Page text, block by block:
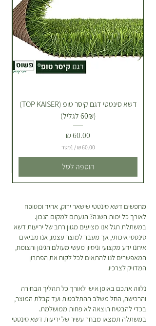
דשא סינטטי דגם קיסר טופ (TOP KAISER)
(60₪ לגליל)
מחיר
‏60.00 ‏₪
/1מטר
0
.
₪
ל
1
מ
ט
הוספה לסל
של מובילים חיצוניים עם רכב מסחרי
גדול. לקבלת מחירון הובלות לאירועים
יש ליצור קשר. זמן הגעה עד 7 ימי
עסקים אלא אם סוכם בטלפון אחרת.
בהתאם לתקנון אם הלקוח לא בבית
ההזמנה תחכה מחוץ לדלת. *הובלה
ייצרו עמכם קשר טלפוני לתיאום. ניתן
להזמין משלוח ליום אחרי בתיאום
מראש באיזור רעננה כפר סבא. *לא
ניתן לתאם שעת הגעה ספציפית של
השליח! ניתן לברר ערב לפני יום
המשלוח שלך לגבי צפי לטווח שעות
מצומצם להגעה אליך :) מהי מדיניות
להחזיר? אין שום בעיה! כל מוצר
שקיבלתם מאיתנו ניתן להחזרה או
החלפה כל עוד דווח בטווח של 48
שעות מקבלת המשלוח. ישנה עלות של
30 ש”ח בעבור המשלוח. במידה
ובחרתם להחזיר פריטים תהיה עלות
המקוריים ואלו יקוזזו מהזיכוי שמגיע
לכם. *יש לטפל בצמחים על פי
ההוראות המופיעות על גבי כל צמח
מחפשים דשא סינטטי שישאר ירוק, אחיד ומטופח
לאורך כל ימות השנה? הגעתם למקום הנכון.
במשתלת תגל אנו מציעים מגוון רחב של יריעות דשא
סינטטי איכותי, אך מעבר למוצר עצמו, אנו מביאים
איתנו ידע מקצועי וניסיון מעשי מעולם הגינון והצומח,
המאפשרים לנו להתאים לכל לקוח את הפתרון
המדויק לצרכיו.
נלווה אתכם באופן אישי לאורך כל תהליך הבחירה
והרכישה, החל משלב ההתלבטות ועד קבלת המוצר,
בכדי להבטיח תוצאה לא פחות ממושלמת.
במשתלה תמצאו מבחר עשיר של יריעות דשא סינטטי